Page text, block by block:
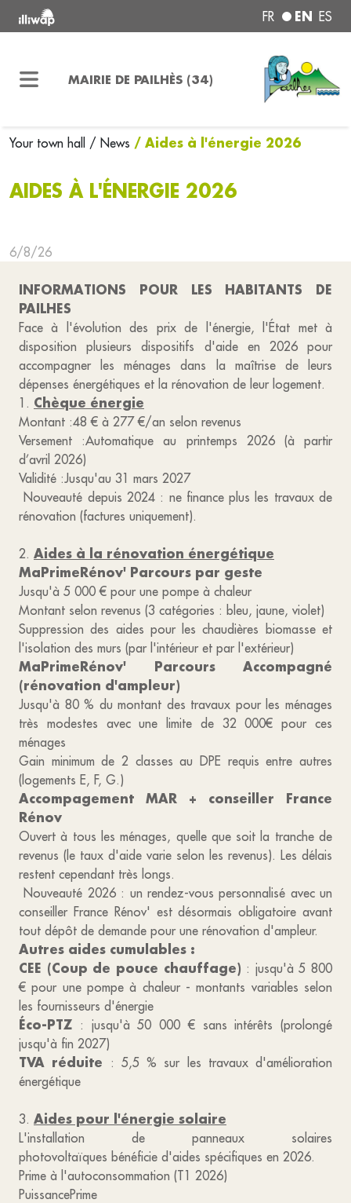
FR EN ES
MAIRIE DE PAILHÈS (34)
Your town hall / News / Aides à l'énergie 2026
AIDES À L'ÉNERGIE 2026
6/8/26
INFORMATIONS POUR LES HABITANTS DE
PAILHES
Face à l'évolution des prix de l'énergie, l'État met à
disposition plusieurs dispositifs d'aide en 2026 pour
accompagner les ménages dans la maîtrise de leurs
dépenses énergétiques et la rénovation de leur logement.
1. Chèque énergie
Montant :48 € à 277 €/an selon revenus
Versement :Automatique au printemps 2026 (à partir
d’avril 2026)
Validité :Jusqu'au 31 mars 2027
Nouveauté depuis 2024 : ne finance plus les travaux de
rénovation (factures uniquement).
2. Aides à la rénovation énergétique
MaPrimeRénov' Parcours par geste
Jusqu'à 5 000 € pour une pompe à chaleur
Montant selon revenus (3 catégories : bleu, jaune, violet)
Suppression des aides pour les chaudières biomasse et
l'isolation des murs (par l'intérieur et par l'extérieur)
MaPrimeRénov' Parcours Accompagné
(rénovation d'ampleur)
Jusqu'à 80 % du montant des travaux pour les ménages
très modestes avec une limite de 32 000€ pour ces
ménages
Gain minimum de 2 classes au DPE requis entre autres
(logements E, F, G.)
Accompagement MAR + conseiller France
Rénov
Ouvert à tous les ménages, quelle que soit la tranche de
revenus (le taux d'aide varie selon les revenus). Les délais
restent cependant très longs.
Nouveauté 2026 : un rendez-vous personnalisé avec un
conseiller France Rénov' est désormais obligatoire avant
tout dépôt de demande pour une rénovation d'ampleur.
Autres aides cumulables :
CEE (Coup de pouce chauffage) : jusqu'à 5 800
€ pour une pompe à chaleur - montants variables selon
les fournisseurs d'énergie
Éco-PTZ : jusqu'à 50 000 € sans intérêts (prolongé
jusqu'à fin 2027)
TVA réduite : 5,5 % sur les travaux d'amélioration
énergétique
3. Aides pour l'énergie solaire
L'installation de panneaux solaires
photovoltaïques bénéficie d'aides spécifiques en 2026.
Prime à l'autoconsommation (T1 2026)
PuissancePrime